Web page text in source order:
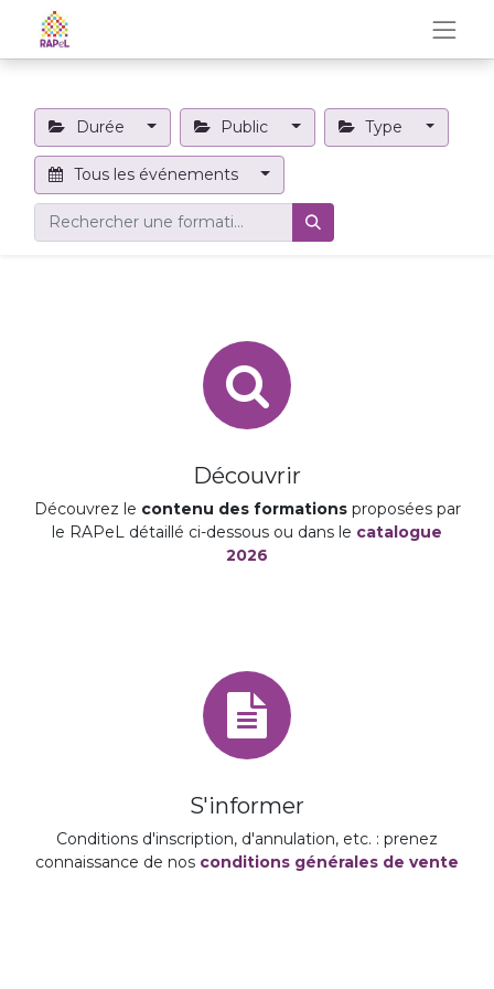
Durée Public Type
Tous les événements
Découvrir
Découvrez le contenu des formationsproposées par
le RAPeL détaillé ci-dessous ou dans le catalogue
2026
S'informer
Conditions d'inscription, d'annulation, etc. : prenez
connaissance de nos conditions générales de vente